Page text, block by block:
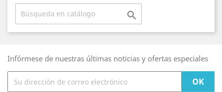

Infórmese de nuestras últimas noticias y ofertas especiales